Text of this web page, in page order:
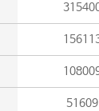
51609